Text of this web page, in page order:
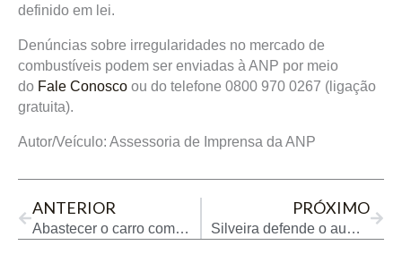
definido em lei.
Denúncias sobre irregularidades no mercado de
combustíveis podem ser enviadas à ANP por meio
do Fale Conosco ou do telefone 0800 970 0267 (ligação
gratuita).
Autor/Veículo: Assessoria de Imprensa da ANP
ANTERIOR
Abastecer o carro com etanol é mais vantajoso que gasolina em oito estados e no DF
PRÓXIMO
Silveira defende o aumento da mistura de biodiesel no diesel para 25%